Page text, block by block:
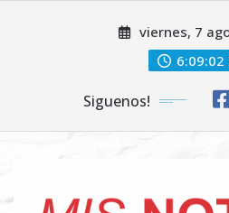
viernes, 7
6:09:03
Siguenos!